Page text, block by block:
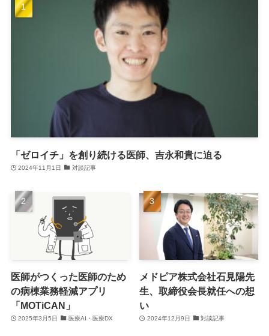
「ゼロイチ」を創り続ける医師、吉永和貴に迫る
2024年11月1日 対談記事
医師がつくった医師のため
の病棟業務軽減アプリ
「MOTiCAN」
2025年3月5日 医療AI・医療DX
メドピア株式会社石見陽先
生、取締役会長就任への想
い
2024年12月9日 対談記事